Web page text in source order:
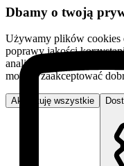
Dbamy o twoją
Używamy plików cookies
poprawy jakości
analizy ruchu. Niektóre
możesz zaakceptować
Akceptuję wszystkie